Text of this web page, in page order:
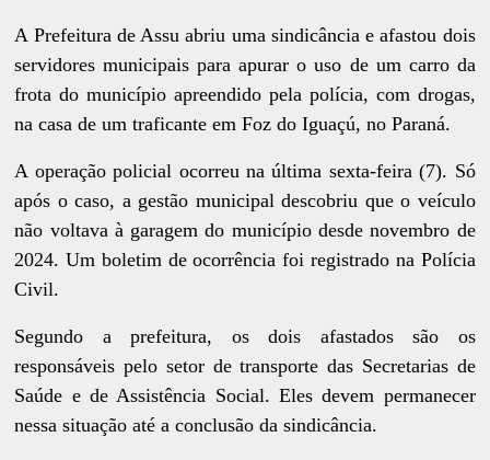
A Prefeitura de Assu abriu uma sindicância e afastou dois
servidores municipais para apurar o uso de um carro da
frota do município apreendido pela polícia, com drogas,
na casa de um traficante em Foz do Iguaçú, no Paraná.
A operação policial ocorreu na última sexta-feira (7). Só
após o caso, a gestão municipal descobriu que o veículo
não voltava à garagem do município desde novembro de
2024. Um boletim de ocorrência foi registrado na Polícia
Civil.
Segundo a prefeitura, os dois afastados são os
responsáveis pelo setor de transporte das Secretarias de
Saúde e de Assistência Social. Eles devem permanecer
nessa situação até a conclusão da sindicância.